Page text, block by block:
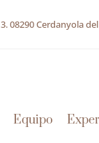
08290 Cerdanyola
Equipo